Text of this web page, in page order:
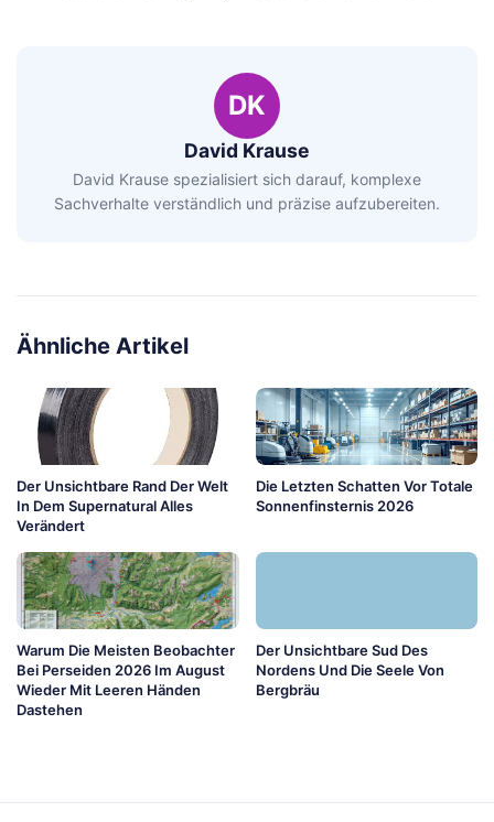
DK
David Krause
David Krause spezialisiert sich darauf, komplexe
Sachverhalte verständlich und präzise aufzubereiten.
Ähnliche Artikel
Der Unsichtbare Rand Der Welt
In Dem Supernatural Alles
Verändert
Die Letzten Schatten Vor Totale
Sonnenfinsternis 2026
Warum Die Meisten Beobachter
Bei Perseiden 2026 Im August
Wieder Mit Leeren Händen
Dastehen
Der Unsichtbare Sud Des
Nordens Und Die Seele Von
Bergbräu